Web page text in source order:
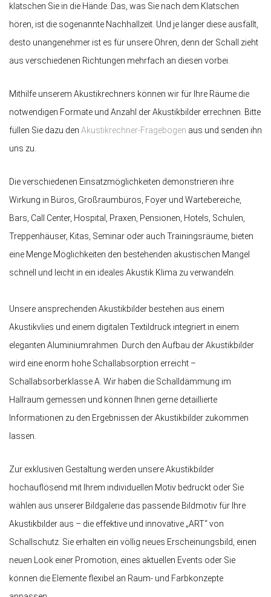
klatschen Sie in die Hände. Das, was Sie nach dem Klatschen
hören, ist die sogenannte Nachhallzeit. Und je länger diese ausfällt,
desto unangenehmer ist es für unsere Ohren, denn der Schall zieht
aus verschiedenen Richtungen mehrfach an diesen vorbei.
Mithilfe unserem Akustikrechners können wir für Ihre Räume die
notwendigen Formate und Anzahl der Akustikbilder errechnen. Bitte
füllen Sie dazu den Akustikrechner-Fragebogen aus und senden ihn
uns zu.
Die verschiedenen Einsatzmöglichkeiten demonstrieren ihre
Wirkung in Büros, Großraumbüros, Foyer und Wartebereiche,
Bars, Call Center, Hospital, Praxen, Pensionen, Hotels, Schulen,
Treppenhäuser, Kitas, Seminar oder auch Trainingsräume, bieten
eine Menge Möglichkeiten den bestehenden akustischen Mangel
schnell und leicht in ein ideales Akustik Klima zu verwandeln.
Unsere ansprechenden Akustikbilder bestehen aus einem
Akustikvlies und einem digitalen Textildruck integriert in einem
eleganten Aluminiumrahmen. Durch den Aufbau der Akustikbilder
wird eine enorm hohe Schallabsorption erreicht –
Schallabsorberklasse A. Wir haben die Schalldämmung im
Hallraum gemessen und können Ihnen gerne detaillierte
Informationen zu den Ergebnissen der Akustikbilder zukommen
lassen.
Zur exklusiven Gestaltung werden unsere Akustikbilder
hochauflösend mit Ihrem individuellen Motiv bedruckt oder Sie
wählen aus unserer Bildgalerie das passende Bildmotiv für Ihre
Akustikbilder aus – die effektive und innovative „ART“ von
Schallschutz. Sie erhalten ein völlig neues Erscheinungsbild, einen
neuen Look einer Promotion, eines aktuellen Events oder Sie
können die Elemente flexibel an Raum- und Farbkonzepte